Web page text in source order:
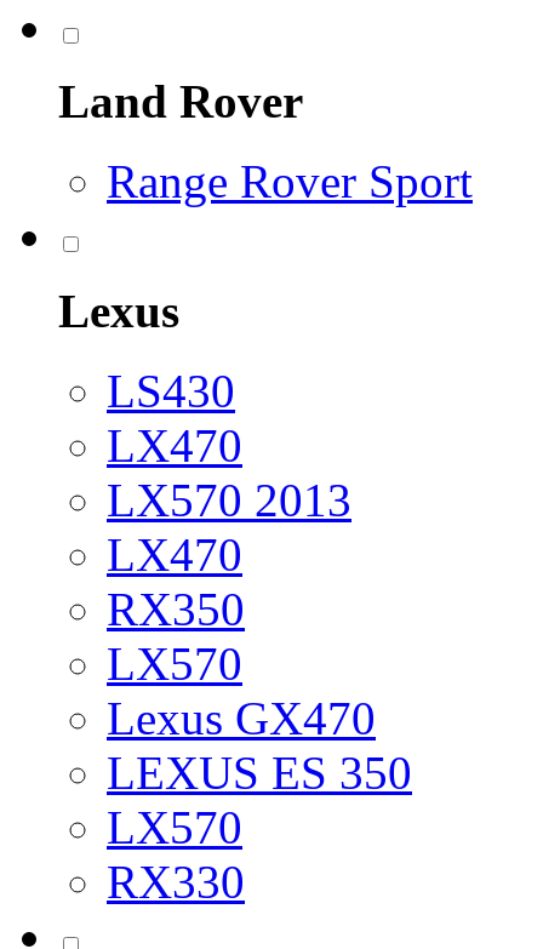
Land Rover
Range Rover Sport
Lexus
LS430
LX470
LX570 2013
LX470
RX350
LX570
Lexus GX470
LEXUS ES 350
LX570
RX330